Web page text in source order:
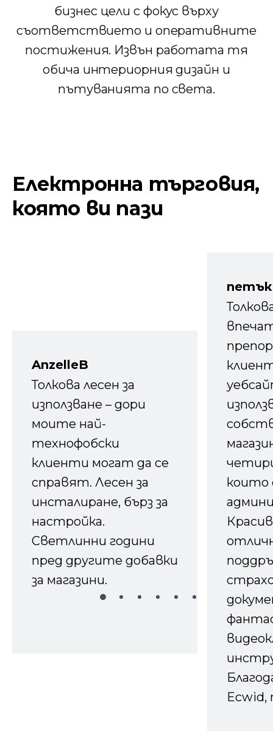
бизнес цели с фокус върху
съответствието и оперативните
постижения. Извън работата тя
обича интериорния дизайн и
пътуванията по света.
Електронна търговия,
която ви пази
AnzelleB
Толкова лесен за
използване – дори
моите най-
технофобски
клиенти могат да се
справят. Лесен за
инсталиране, бърз за
настройка.
Светлинни години
пред другите добавки
за магазини.
които
Ecwid,